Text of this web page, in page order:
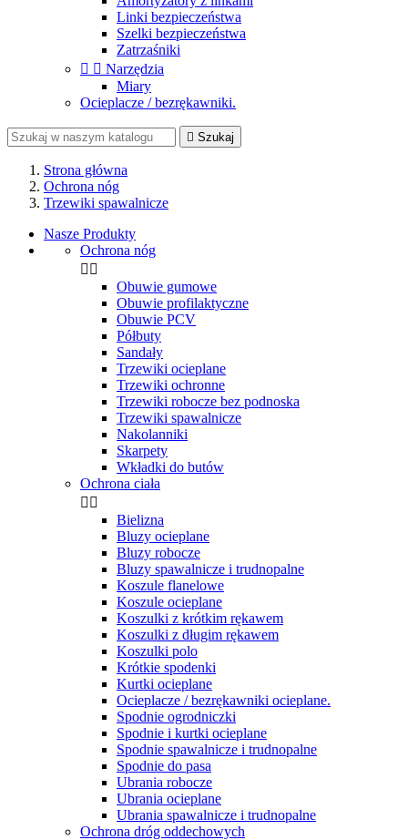
Linki bezpieczeństwa
Szelki bezpieczeństwa
Zatrzaśniki
  Narzędzia
Miary
Ocieplacze / bezrękawniki.
 Szukaj
Strona główna
Ochrona nóg
Trzewiki spawalnicze
Nasze Produkty
Ochrona nóg
 
Obuwie gumowe
Obuwie profilaktyczne
Obuwie PCV
Półbuty
Sandały
Trzewiki ocieplane
Trzewiki ochronne
Trzewiki robocze bez podnoska
Trzewiki spawalnicze
Nakolanniki
Skarpety
Wkładki do butów
Ochrona ciała
 
Bielizna
Bluzy ocieplane
Bluzy robocze
Bluzy spawalnicze i trudnopalne
Koszule flanelowe
Koszule ocieplane
Koszulki z krótkim rękawem
Koszulki z długim rękawem
Koszulki polo
Krótkie spodenki
Kurtki ocieplane
Ocieplacze / bezrękawniki ocieplane.
Spodnie ogrodniczki
Spodnie i kurtki ocieplane
Spodnie spawalnicze i trudnopalne
Spodnie do pasa
Ubrania robocze
Ubrania ocieplane
Ubrania spawalnicze i trudnopalne
Ochrona dróg oddechowych